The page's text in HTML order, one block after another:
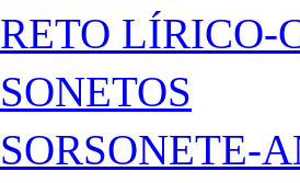
RETO LÍRICO-
SONETOS
SORSONETE-